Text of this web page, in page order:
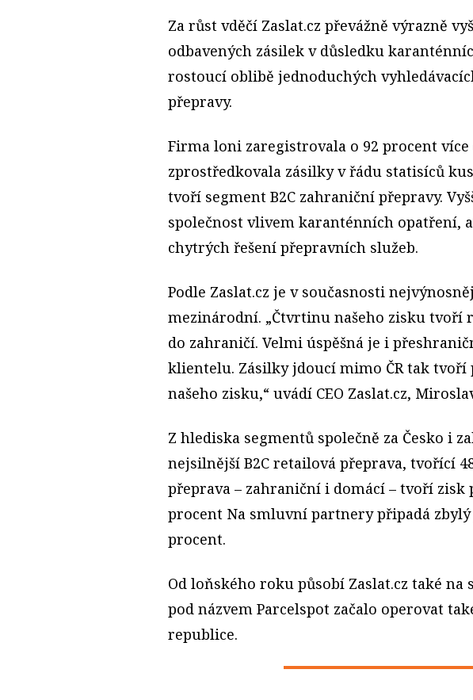
Za růst vděčí Zaslat.cz převážně výrazně
odbavených zásilek v důsledku
rostoucí oblibě jednoduchých
přepravy.
Firma loni zaregistrovala o 92 procent
zprostředkovala zásilky v řádu statisíců
tvoří segment B2C zahraniční přepravy.
společnost vlivem karanténních opatření,
chytrých řešení přepravních služeb.
Podle Zaslat.cz je v současnosti
mezinárodní. „Čtvrtinu našeho zisku tvoří
do zahraničí. Velmi úspěšná je i
klientelu. Zásilky jdoucí mimo ČR tak
našeho zisku,“ uvádí CEO Zaslat.cz,
Z hlediska segmentů společně za Česko i
nejsilnější B2C retailová přeprava, tvořící
přeprava – zahraniční i domácí – tvoří zisk
procent Na smluvní partnery připadá
procent.
Od loňského roku působí Zaslat.cz také na
pod názvem Parcelspot začalo operovat
republice.